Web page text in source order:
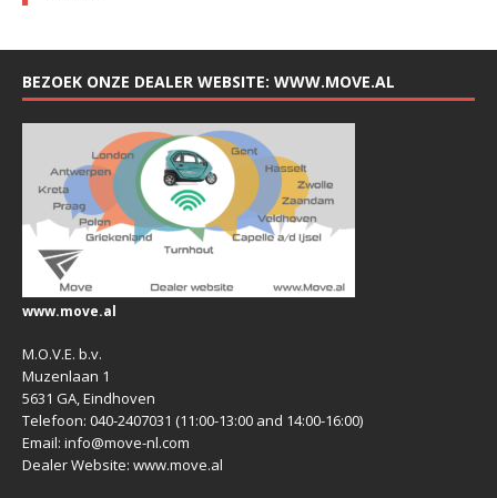
BEZOEK ONZE DEALER WEBSITE: WWW.MOVE.AL
www.move.al
M.O.V.E. b.v.
Muzenlaan 1
5631 GA, Eindhoven
Telefoon: 040-2407031 (11:00-13:00 and 14:00-16:00)
Email: info@move-nl.com
Dealer Website: www.move.al